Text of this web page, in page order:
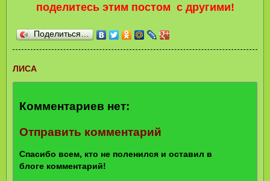
поделитесь этим постом с другими!
Поделиться…
ЛИСА
Комментариев нет:
Отправить комментарий
Спасибо всем, кто не поленился и оставил в
блоге комментарий!